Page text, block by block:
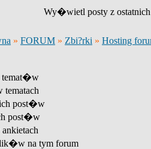
Wy�wietl posty z
» FORUM » Zbi?rki » Hosting
temat�w
post�w
post�w
na tym forum